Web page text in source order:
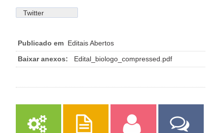
Twitter
Publicado em Editais Abertos
Baixar anexos:
Edital_biologo_compressed.pdf